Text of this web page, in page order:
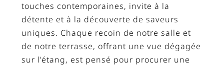
touches contemporaines, invite à la
détente et à la découverte de saveurs
uniques. Chaque recoin de notre salle et
de notre terrasse, offrant une vue dégagée
sur l'étang, est pensé pour procurer une